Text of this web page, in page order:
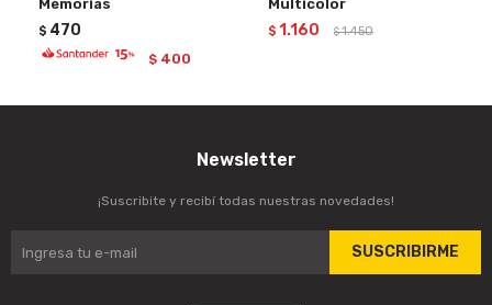
Memorias
$ 470
$ 400
Multicolor
$ 1.160 $ 1.450
Newsletter
¡Suscribite y recibí todas nuestras novedades!
SUSCRIBIRME